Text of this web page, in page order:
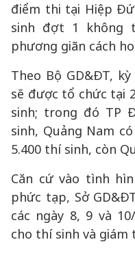
điểm thi tại Hiệp
sinh đợt 1 không
phương giãn cách
Theo Bộ GD&ĐT,
sẽ được tổ chức tại
sinh; trong đó TP
sinh, Quảng Nam
5.400 thí sinh, còn
Căn cứ vào tình
phức tạp, Sở
các ngày 8, 9 và
cho thí sinh và giám